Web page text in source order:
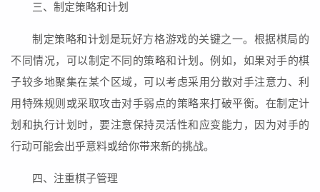
三、制定策略和计划
制定策略和计划是玩好方格游戏的关键之一。根据棋局的
不同情况，可以制定不同的策略和计划。例如，如果对手的棋
子较多地聚集在某个区域，可以考虑采用分散对手注意力、利
用特殊规则或采取攻击对手弱点的策略来打破平衡。在制定计
划和执行计划时，要注意保持灵活性和应变能力，因为对手的
行动可能会出乎意料或给你带来新的挑战。
四、注重棋子管理